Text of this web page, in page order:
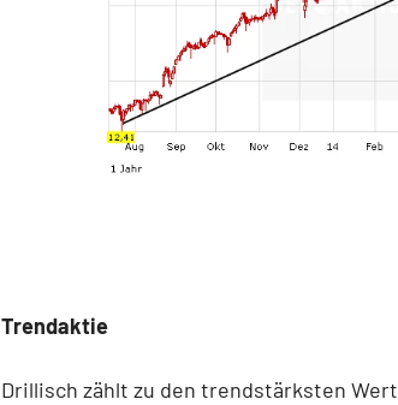
Trendaktie
Drillisch zählt zu den trendstärksten